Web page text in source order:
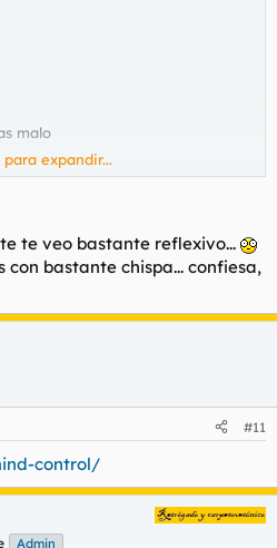
malo
hijos de la gran puta.
para expandir...
te veo bastante reflexivo...
bastante chispa... confiesa,
#11
control/
Admin